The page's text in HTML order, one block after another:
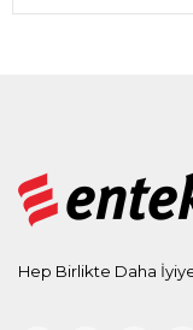
Hep Birlikte Daha